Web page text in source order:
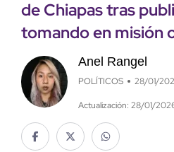
de Chiapas tras
tomando en misión
Anel Rangel
POLÍTICOS 28/01/
Actualización: 28/01/2026